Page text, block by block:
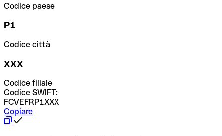
Codice paese
P1
Codice città
XXX
Codice filiale
Codice SWIFT:
FCVEFRP1XXX
Copiare